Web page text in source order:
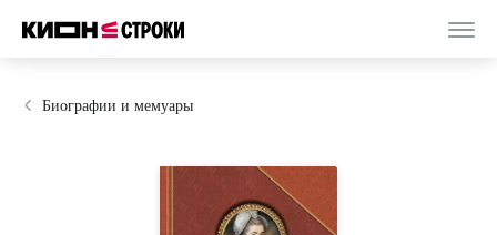
Биографии и мемуары